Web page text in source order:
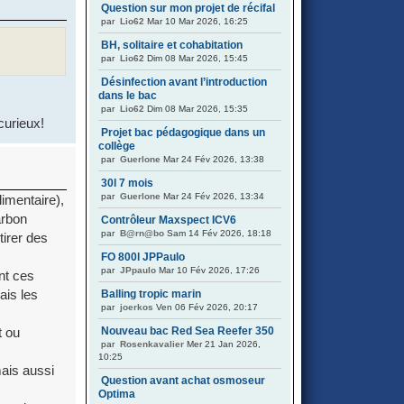
des
ces
les
ou
aussi
Question sur mon projet de récifal
par Lio62 Mar 10 Mar 2026, 16:25
BH, solitaire et cohabitation
par Lio62 Dim 08 Mar 2026, 15:45
Désinfection avant l’introduction
dans le bac
par Lio62 Dim 08 Mar 2026, 15:35
Projet bac pédagogique dans un
collège
par Guerlone Mar 24 Fév 2026, 13:38
30l 7 mois
par Guerlone Mar 24 Fév 2026, 13:34
Contrôleur Maxspect ICV6
par B@rn@bo Sam 14 Fév 2026, 18:18
FO 800l JPPaulo
par JPpaulo Mar 10 Fév 2026, 17:26
Balling tropic marin
par joerkos Ven 06 Fév 2026, 20:17
Nouveau bac Red Sea Reefer 350
par Rosenkavalier Mer 21 Jan 2026,
10:25
Question avant achat osmoseur
Optima